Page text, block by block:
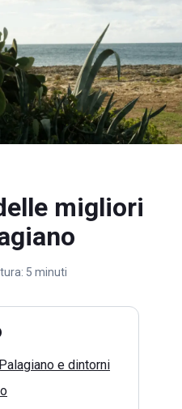
migliori
5 minuti
e dintorni